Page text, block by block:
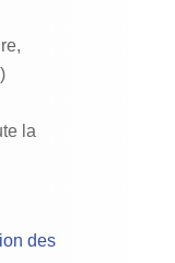
la
des